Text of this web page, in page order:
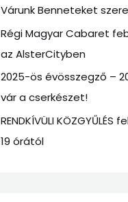
:Várunk Benneteket
Régi Magyar Cabaret
az AlsterCityben
2025-ös évösszegző –
vár a cserkészet!
RENDKÍVÜLI KÖZGYŰLÉS
19 órától